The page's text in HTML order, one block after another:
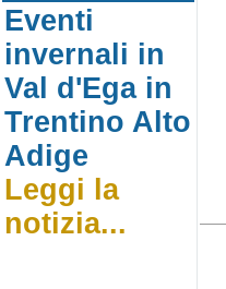
Eventi
invernali in
Val d'Ega in
Trentino Alto
Adige
Leggi la
notizia...